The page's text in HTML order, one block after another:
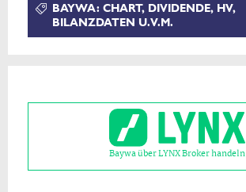
BAYWA: CHART, DIVIDENDE, HV,
BILANZDATEN U.V.M.
Baywa über LYNX Broker handeln